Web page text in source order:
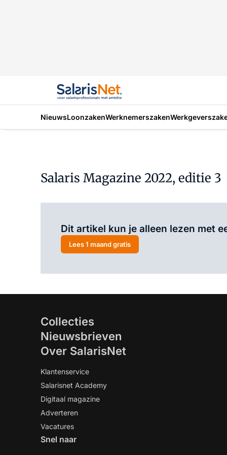
NieuwsLoonzakenWerknemerszaken
Salaris Magazine 2022, editie 3
Dit artikel kun je alleen lezen met
Lees 1 maand gratis
Collecties
Nieuwsbrieven
Over SalarisNet
Klantenservice
Salarisnet Academy
Digitaal magazine
Adverteren
Vacatures
Snel naar